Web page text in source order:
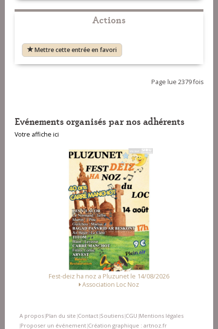
Actions
Mettre cette entrée en favori
Page lue 2379 fois
Evénements organisés par nos adhérents
Votre affiche ici
Pluzunet le 14/08/2026
Fest Noz a Arzal le 15/08/
Alliance des Associations
A propos |Plan du site |Contact |Soutiens |CGU |Mentions légales
|Proposer un événement |Création graphique : artnoz.fr